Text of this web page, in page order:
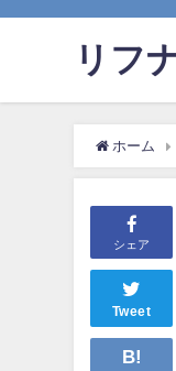
リフ
ホーム
シェア
Tweet
B!